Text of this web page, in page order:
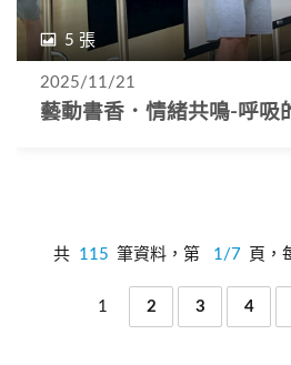
5 張
2025/11/21
藝動書香．情緒共鳴-呼吸
共 115 筆資料，第 1/7 頁，
1 2 3 4